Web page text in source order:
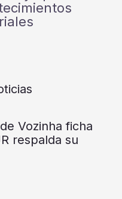
Vozinha ficha
respalda su